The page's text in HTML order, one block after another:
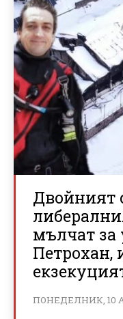
Двойният
мълчат за
Петрохан,
ПОНЕДЕЛНИК, 10